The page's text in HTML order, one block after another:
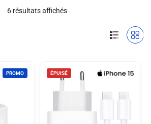
6 résultats affichés
PROMO ÉPUISÉ